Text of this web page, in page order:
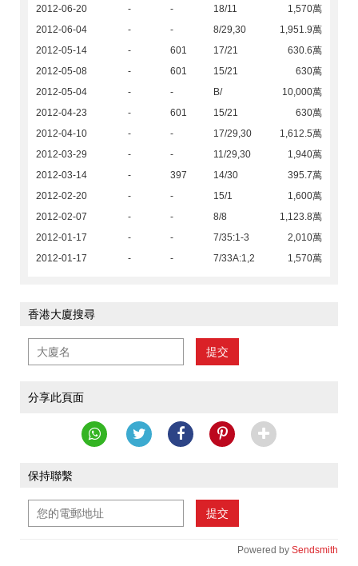
2012-06-20
- - 18/11
1,570萬
2012-06-04
- - 8/29,30
1,951.9萬
2012-05-14
- 601 17/21
630.6萬
2012-05-08
- 601 15/21
630萬
2012-05-04
- - B/
10,000萬
2012-04-23
- 601 15/21
630萬
2012-04-10
- - 17/29,30
1,612.5萬
2012-03-29
- - 11/29,30
1,940萬
2012-03-14
- 397 14/30
395.7萬
2012-02-20
- - 15/1
1,600萬
2012-02-07
- - 8/8
1,123.8萬
2012-01-17
- - 7/35:1-3
2,010萬
2012-01-17
- - 7/33A:1,2 1,570萬
香港大廈搜尋
提交
分享此頁面
保持聯繫
提交
Powered by Sendsmith